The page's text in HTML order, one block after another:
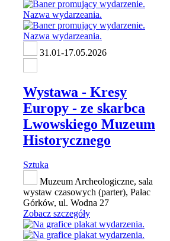
31.01-17.05.2026
Wystawa - Kresy
Europy - ze skarbca
Lwowskiego Muzeum
Historycznego
Sztuka
Muzeum Archeologiczne, sala
wystaw czasowych (parter), Pałac
Górków, ul. Wodna 27
Zobacz szczegóły